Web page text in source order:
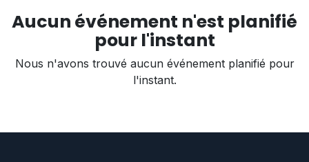
Aucun événement n'est planifié
pour l'instant
Nous n'avons trouvé aucun événement planifié pour
l'instant.